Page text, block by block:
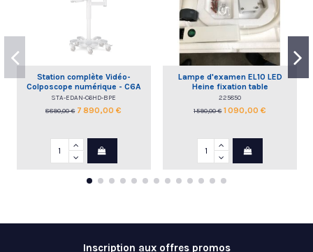
Station complète Vidéo-
Colposcope numérique - C6A
HD EDAN
STA-EDAN-C6HD-BPE
8 890,00 € 7 890,00 €
Lampe d'examen EL10 LED
Heine fixation table
225850
1 590,00 € 1 090,00 €
Inscription aux offres promos